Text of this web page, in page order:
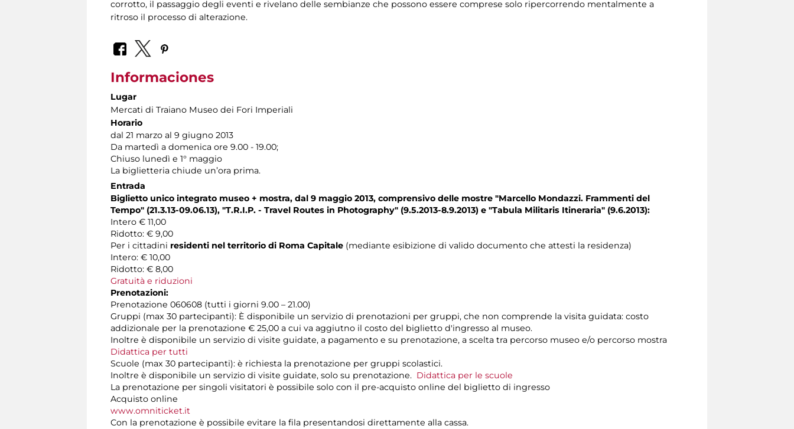
corrotto, il passaggio degli eventi e rivelano delle sembianze che possono essere comprese solo ripercorrendo mentalmente a
ritroso il processo di alterazione.
Informaciones
Lugar
Mercati di Traiano Museo dei Fori Imperiali
Horario
dal 21 marzo al 9 giugno 2013
Da martedì a domenica ore 9.00 - 19.00;
Chiuso lunedì e 1° maggio
La biglietteria chiude un’ora prima.
Entrada
Biglietto unico integrato museo + mostra, dal 9 maggio 2013, comprensivo delle mostre "Marcello Mondazzi. Frammenti del
Tempo" (21.3.13-09.06.13), "T.R.I.P. - Travel Routes in Photography" (9.5.2013-8.9.2013) e "Tabula Militaris Itineraria" (9.6.2013):
Intero € 11,00
Ridotto: € 9,00
Per i cittadini residenti nel territorio di Roma Capitale (mediante esibizione di valido documento che attesti la residenza)
Intero: € 10,00
Ridotto: € 8,00
Gratuità e riduzioni
Prenotazioni:
Prenotazione 060608 (tutti i giorni 9.00 – 21.00)
Gruppi (max 30 partecipanti): È disponibile un servizio di prenotazioni per gruppi, che non comprende la visita guidata: costo
addizionale per la prenotazione € 25,00 a cui va aggiutno il costo del biglietto d'ingresso al museo.
Inoltre è disponibile un servizio di visite guidate, a pagamento e su prenotazione, a scelta tra percorso museo e/o percorso mostra
Didattica per tutti
Scuole (max 30 partecipanti): è richiesta la prenotazione per gruppi scolastici.
Inoltre è disponibile un servizio di visite guidate, solo su prenotazione. Didattica per le scuole
La prenotazione per singoli visitatori è possibile solo con il pre-acquisto online del biglietto di ingresso
Acquisto online
www.omniticket.it
Con la prenotazione è possibile evitare la fila presentandosi direttamente alla cassa.